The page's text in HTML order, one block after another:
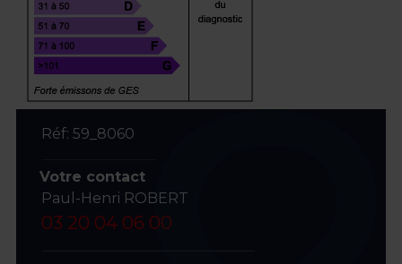
Réf: 59_8060
Votre contact
Paul-Henri ROBERT
03 20 04 06 00